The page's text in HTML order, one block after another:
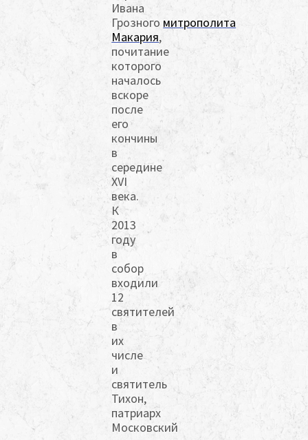
Ивана
Грозного митрополита
Макария,
почитание
которого
началось
вскоре
после
его
кончины
в
середине
XVI
века.
К
2013
году
в
собор
входили
12
святителей
в
их
числе
и
святитель
Тихон,
патриарх
Московский